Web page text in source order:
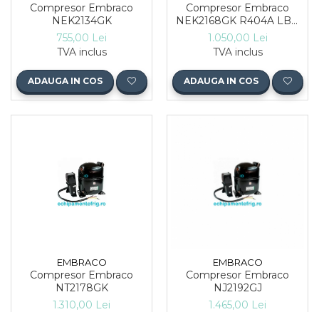
Compresor Embraco
NEK2134GK
755,00 Lei
TVA inclus
ADAUGA IN COS
Compresor Embraco
NEK2168GK R404A LBP
3/4 HP
1.050,00 Lei
TVA inclus
ADAUGA IN COS
EMBRACO
Compresor Embraco
NT2178GK
1.310,00 Lei
EMBRACO
Compresor Embraco
NJ2192GJ
1.465,00 Lei